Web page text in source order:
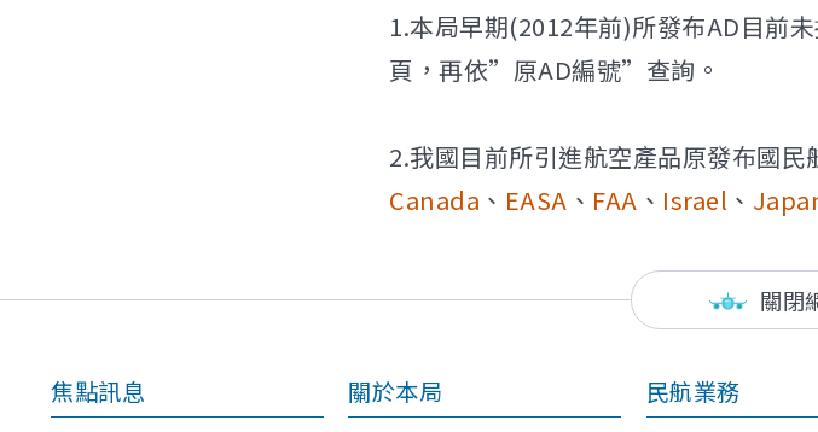
1.本局早期(2012年前)所發布AD目前
頁，再依”原AD編號”查詢。
2.我國目前所引進航空產品原發布國民
Canada 、 EASA 、 FAA 、 Israel 、
關閉
焦點訊息 關於本局 民航業務